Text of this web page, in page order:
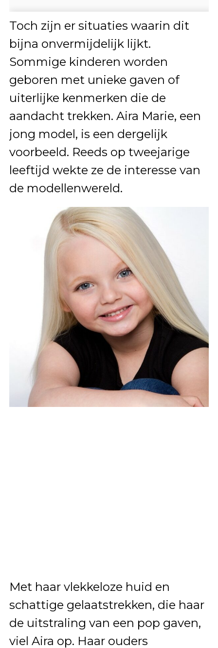
Toch zijn er situaties waarin dit
bijna onvermijdelijk lijkt.
Sommige kinderen worden
geboren met unieke gaven of
uiterlijke kenmerken die de
aandacht trekken. Aira Marie, een
jong model, is een dergelijk
voorbeeld. Reeds op tweejarige
leeftijd wekte ze de interesse van
de modellenwereld.
Met haar vlekkeloze huid en
schattige gelaatstrekken, die haar
de uitstraling van een pop gaven,
viel Aira op. Haar ouders